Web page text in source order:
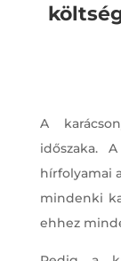
A
időszaka.
hírfolyamai
mindenki
ehhez